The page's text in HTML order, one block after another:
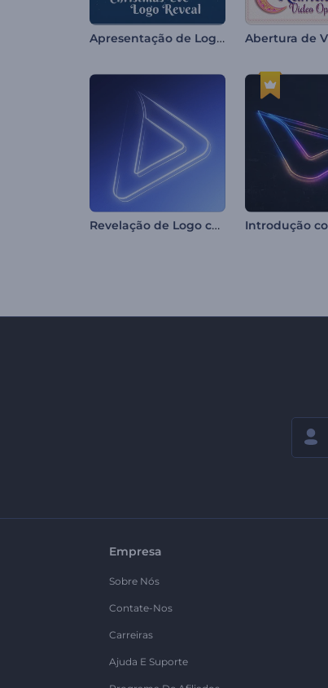
Apresentação de Logo - Véspera de Natal
Revelação de Logo com Luz Elegante
Empresa
Sobre Nós
Contate-Nos
Carreiras
Ajuda E Suporte